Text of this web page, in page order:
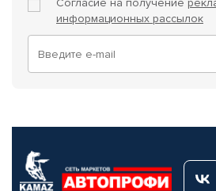
Согласие на получение
информационных рассылок